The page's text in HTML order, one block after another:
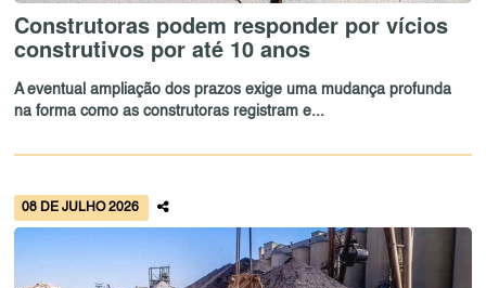
Construtoras podem responder por vícios
construtivos por até 10 anos
A eventual ampliação dos prazos exige uma mudança profunda
na forma como as construtoras registram e...
08 DE JULHO 2026